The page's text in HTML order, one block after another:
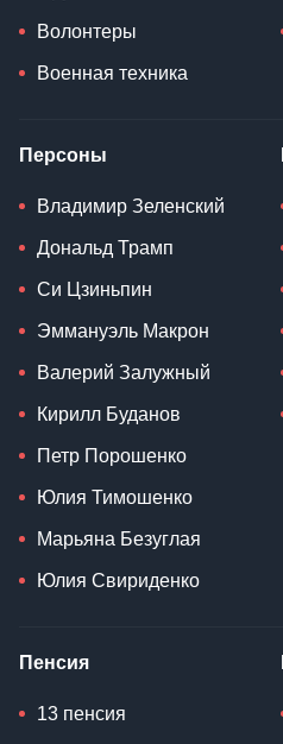
Волонтеры
Военная техника
Персоны
Владимир Зеленский
Дональд Трамп
Си Цзиньпин
Эммануэль Макрон
Валерий Залужный
Кирилл Буданов
Петр Порошенко
Юлия Тимошенко
Марьяна Безуглая
Юлия Свириденко
Пенсия
13 пенсия